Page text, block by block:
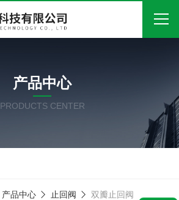
关于我们
产品中心
在线留言
产品中心
PRODUCTS CENTER
产品中心 止回阀 双瓣止回阀